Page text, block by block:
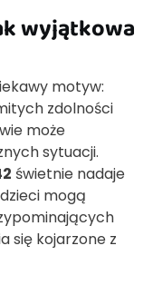
wyjątkowa
motyw:
zdolności
może
sytuacji.
świetnie nadaje
mogą
się kojarzone z